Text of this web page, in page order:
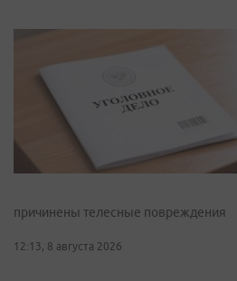
причинены телесные повреждения
12:13, 8 августа 2026